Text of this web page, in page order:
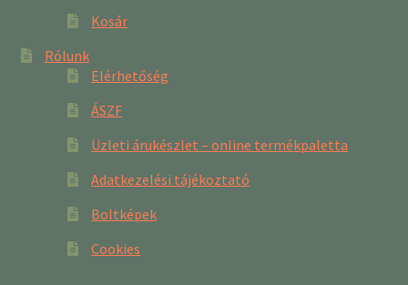
Kosár
Rólunk
Elérhetőség
ÁSZF
Üzleti árukészlet – online termékpaletta
Adatkezelési tájékoztató
Boltképek
Cookies